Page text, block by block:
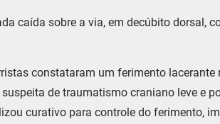
caída sobre a via, em decúbito dorsal,
constataram um ferimento
de traumatismo craniano leve e
curativo para controle do ferimento,